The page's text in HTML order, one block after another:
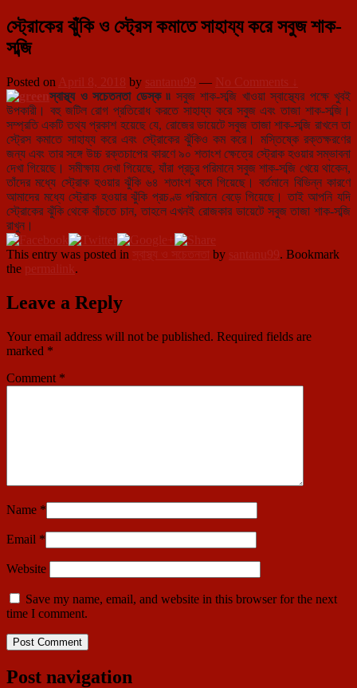
স্ট্রোকের ঝুঁকি ও স্ট্রেস কমাতে সাহায্য করে সবুজ শাক-
সব্জি
Posted on April 8, 2018 by santanu99 — No Comments ↓
স্বাস্থ্য ও সচেতনতা ডেস্ক ৷৷ সবুজ শাক-সব্জি খাওয়া স্বাস্থ্যের পক্ষে খুবই
উপকারী। বহু জটিল রোগ প্রতিরোধ করতে সাহায্য করে সবুজ এবং তাজা শাক-সব্জি।
সম্প্রতি একটি তথ্য প্রকাশ হয়েছে যে, রোজের ডায়েটে সবুজ তাজা শাক-সব্জি রাখলে তা
স্ট্রেস কমাতে সাহায্য করে এবং স্ট্রোকের ঝুঁকিও কম করে। মস্তিষ্কে রক্তক্ষরণের
জন্য এবং তার সঙ্গে উচ্চ রক্তচাপের কারণে ৯০ শতাংশ ক্ষেত্রে স্ট্রোক হওয়ার সম্ভাবনা
দেখা গিয়েছে। সমীক্ষায় দেখা গিয়েছে, যাঁরা প্রচুর পরিমানে সবুজ শাক-সব্জি খেয়ে থাকেন,
তাঁদের মধ্যে স্ট্রোক হওয়ার ঝুঁকি ৬৪ শতাংশ কমে গিয়েছে। বর্তমানে বিভিন্ন কারণে
আমাদের মধ্যে স্ট্রোক হওয়ার ঝুঁকি প্রচণ্ড পরিমানে বেড়ে গিয়েছে। তাই আপনি যদি
স্ট্রোকের ঝুঁকি থেকে বাঁচতে চান, তাহলে এখনই রোজকার ডায়েটে সবুজ তাজা শাক-সব্জি
রাখুন।
This entry was posted in স্বাস্থ্য ও সচেতনতা by santanu99. Bookmark
the permalink.
Leave a Reply
Your email address will not be published. Required fields are
marked *
Comment *
Name *
Email *
Website
Save my name, email, and website in this browser for the next
time I comment.
Post navigation